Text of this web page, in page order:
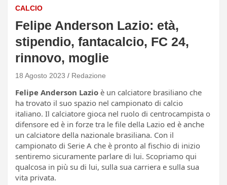
CALCIO
Felipe Anderson Lazio: età,
stipendio, fantacalcio, FC 24,
rinnovo, moglie
18 Agosto 2023 Redazione
Felipe Anderson Lazio è un calciatore brasiliano che
ha trovato il suo spazio nel campionato di calcio
italiano. Il calciatore gioca nel ruolo di centrocampista o
difensore ed è in forze tra le file della Lazio ed è anche
un calciatore della nazionale brasiliana. Con il
campionato di Serie A che è pronto al fischio di inizio
sentiremo sicuramente parlare di lui. Scopriamo qui
qualcosa in più su di lui, sulla sua carriera e sulla sua
vita privata.